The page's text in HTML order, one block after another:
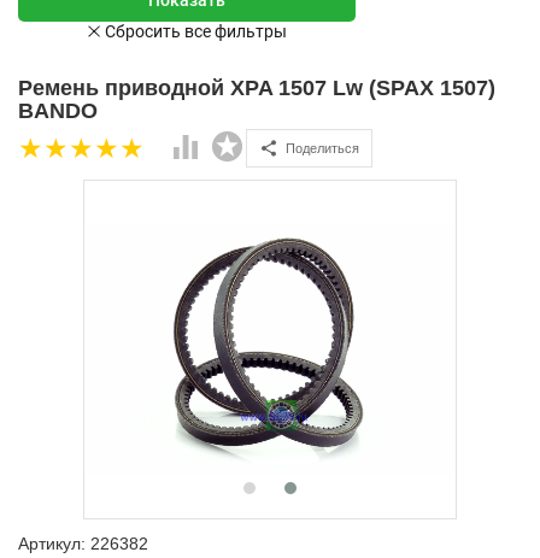
Ремень приводной XPA 1507 Lw (SPAX 1507)
BANDO
Поделиться
Артикул: 226382